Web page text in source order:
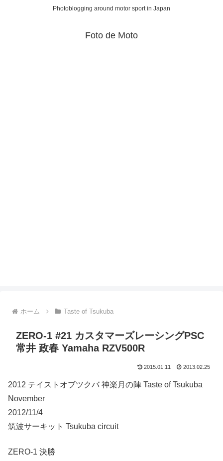
Photoblogging around motor sport in Japan
Foto de Moto
ホーム Taste of Tsukuba
ZERO-1 #21 カスタマーズレーシングPSC
常井 政春 Yamaha RZV500R
2015.01.11 2013.02.25
2012 テイストオブツクバ 神楽月の陣 Taste of Tsukuba
November
2012/11/4
筑波サーキット Tsukuba circuit
ZERO-1 決勝